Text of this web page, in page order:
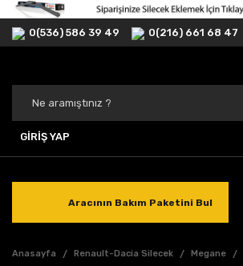
0(536) 586 39 49 0(216) 661 68 47
GİRİŞ YAP
Aracının Bakım Paketini Bul
Anasayfa Renault-Dacia Silecek Megane